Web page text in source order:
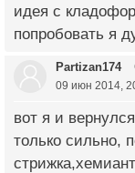
идея с
попробовать я
Partizan174
09 июн 2014,
вот я и
только сильно,